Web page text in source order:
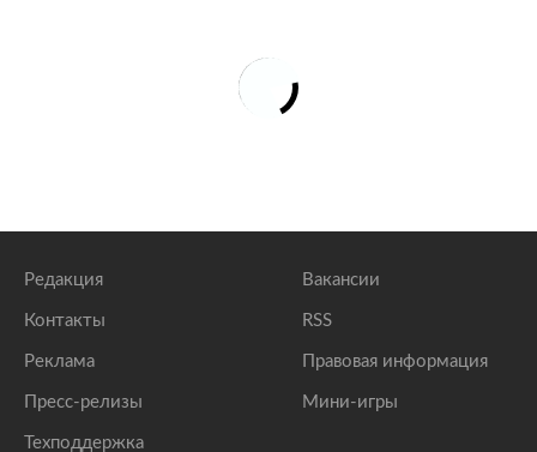
Редакция
Контакты
Реклама
Пресс-релизы
Техподдержка
Вакансии
RSS
Правовая информация
Мини-игры